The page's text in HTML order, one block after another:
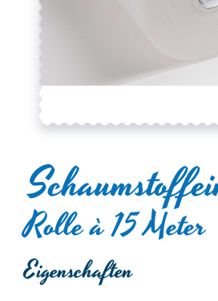
Rolle à 15 Meter
Eigenschaften